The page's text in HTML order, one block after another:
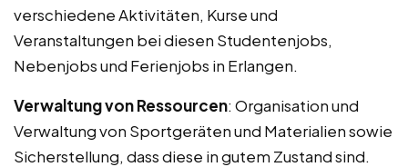
verschiedene Aktivitäten, Kurse und
Veranstaltungen bei diesen Studentenjobs,
Nebenjobs und Ferienjobs in Erlangen.
Verwaltung von Ressourcen: Organisation und
Verwaltung von Sportgeräten und Materialien sowie
Sicherstellung, dass diese in gutem Zustand sind.